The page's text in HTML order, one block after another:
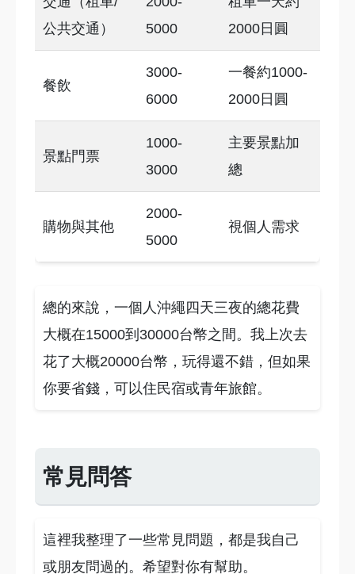
公共交通）
5000
2000日圓
餐飲
3000-
6000
一餐約1000-
2000日圓
景點門票
1000-
3000
主要景點加
總
購物與其他
2000-
5000
視個人需求
總的來說，一個人沖繩四天三夜的總花費
大概在15000到30000台幣之間。我上次去
花了大概20000台幣，玩得還不錯，但如果
你要省錢，可以住民宿或青年旅館。
常見問答
這裡我整理了一些常見問題，都是我自己
或朋友問過的。希望對你有幫助。